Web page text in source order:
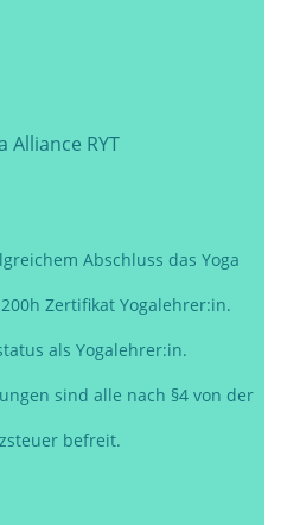
Abschluss das Yoga
Zertifikat Yogalehrer:in.
als Yogalehrer:in.
sind alle nach §4 von der
befreit.